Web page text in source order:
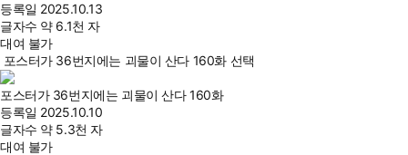
등록일 2025.10.13
글자수 약 6.1천 자
대여 불가
포스터가 36번지에는 괴물이 산다 160화 선택
포스터가 36번지에는 괴물이 산다 160화
등록일 2025.10.10
글자수 약 5.3천 자
대여 불가